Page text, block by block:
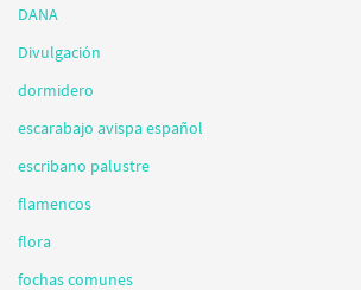
DANA
Divulgación
dormidero
escarabajo avispa español
escribano palustre
flamencos
flora
fochas comunes